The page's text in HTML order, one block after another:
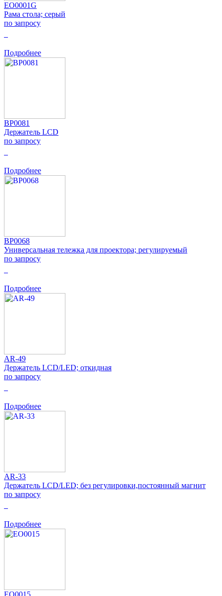
EO0001G
Рама стола; серый
по запросу
Подробнее
BP0081
Держатель LCD
по запросу
Подробнее
BP0068
Универсальная тележка для проектора; регулируемый
по запросу
Подробнее
AR-49
Держатель LCD/LED; откидная
по запросу
Подробнее
AR-33
Держатель LCD/LED; без регулировки,постоянный магнит
по запросу
Подробнее
EO0015